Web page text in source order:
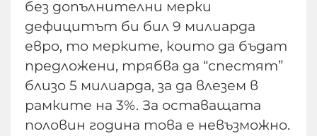
без допълнителни мерки
дефицитът би бил 9 милиарда
евро, то мерките, които да бъдат
предложени, трябва да “спестят”
близо 5 милиарда, за да влезем в
рамките на 3%. За оставащата
половин година това е невъзможно.